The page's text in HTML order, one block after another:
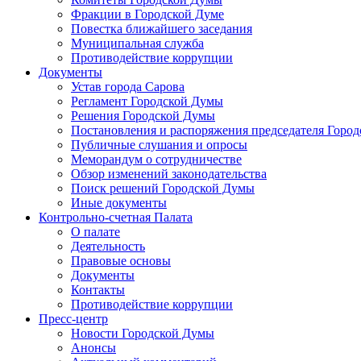
Фракции в Городской Думе
Повестка ближайшего заседания
Муниципальная служба
Противодействие коррупции
Документы
Устав города Сарова
Регламент Городской Думы
Решения Городской Думы
Постановления и распоряжения председателя
Публичные слушания и опросы
Меморандум о сотрудничестве
Обзор изменений законодательства
Поиск решений Городской Думы
Иные документы
Контрольно-счетная Палата
О палате
Деятельность
Правовые основы
Документы
Контакты
Противодействие коррупции
Пресс-центр
Новости Городской Думы
Анонсы